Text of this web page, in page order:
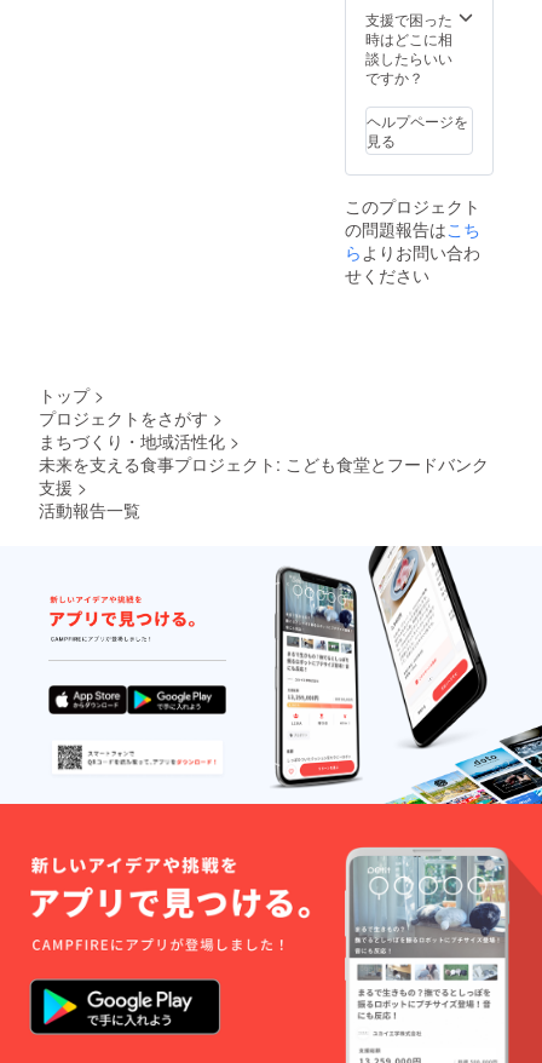
支援で困った
時はどこに相
談したらいい
ですか？
ヘルプページを
見る
このプロジェクト
の問題報告はこち
ら よりお問い合わ
せください
トップ >
プロジェクトをさがす >
まちづくり・地域活性化 >
未来を支える食事プロジェクト: こども食堂とフードバンク
支援 >
活動報告一覧